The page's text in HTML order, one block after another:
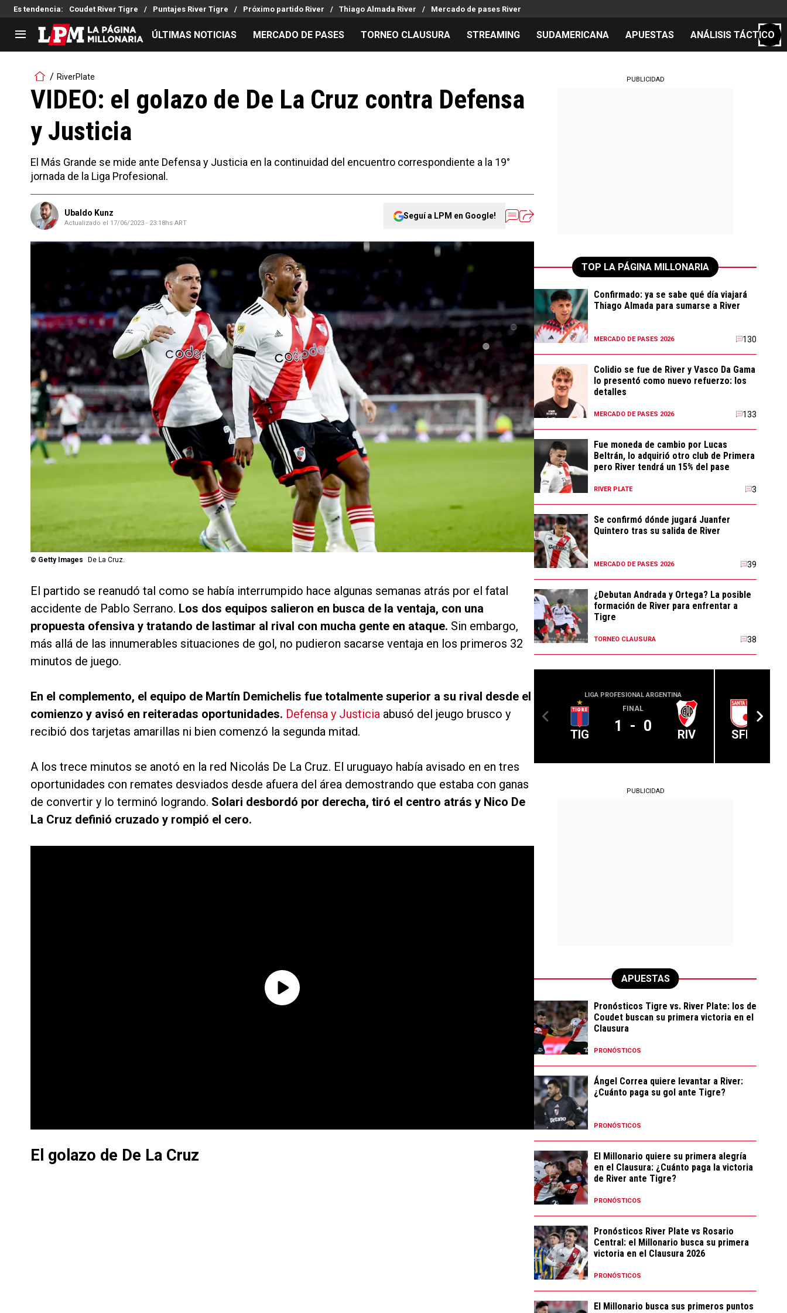
Es tendencia: Coudet River Tigre Puntajes River Tigre Próximo partido River Thiago Almada River Mercado de pases River
LIGA PROFESIONAL
Noticias
Tabla de posiciones
Fixture
Reserva
Copa Sudamericana
Copa Argentina
Mercado de Pases
Análisis tácticos
Streaming
Entradas
Guías
ÚLTIMAS NOTICIAS MERCADO DE PASES TORNEO CLAUSURA STREAMING SUDAMERICANA APUESTAS ANÁLISIS TÁCTICO
RiverPlate
VIDEO: el golazo de De La Cruz contra Defensa
y Justicia
El Más Grande se mide ante Defensa y Justicia en la continuidad del encuentro correspondiente a la 19°
jornada de la Liga Profesional.
Ubaldo Kunz
Actualizado el 17/06/2023 - 23:18hs ART
Seguí a LPM en Google!
© Getty Images De La Cruz.
El partido se reanudó tal como se había interrumpido hace algunas semanas atrás por el fatal
accidente de Pablo Serrano. Los dos equipos salieron en busca de la ventaja, con una
propuesta ofensiva y tratando de lastimar al rival con mucha gente en ataque. Sin embargo,
más allá de las innumerables situaciones de gol, no pudieron sacarse ventaja en los primeros 32
minutos de juego.
En el complemento, el equipo de Martín Demichelis fue totalmente superior a su rival desde el
comienzo y avisó en reiteradas oportunidades. Defensa y Justicia abusó del jeugo brusco y
recibió dos tarjetas amarillas ni bien comenzó la segunda mitad.
A los trece minutos se anotó en la red Nicolás De La Cruz. El uruguayo había avisado en en tres
oportunidades con remates desviados desde afuera del área demostrando que estaba con ganas
de convertir y lo terminó logrando. Solari desbordó por derecha, tiró el centro atrás y Nico De
La Cruz definió cruzado y rompió el cero.
El golazo de De La Cruz
PUBLICIDAD
TOP LA PÁGINA MILLONARIA
Confirmado: ya se sabe qué día viajará
Thiago Almada para sumarse a River
MERCADO DE PASES 2026 130
Colidio se fue de River y Vasco Da Gama
lo presentó como nuevo refuerzo: los
detalles
MERCADO DE PASES 2026 133
Fue moneda de cambio por Lucas
Beltrán, lo adquirió otro club de Primera
pero River tendrá un 15% del pase
RIVER PLATE 3
Se confirmó dónde jugará Juanfer
Quintero tras su salida de River
MERCADO DE PASES 2026 39
¿Debutan Andrada y Ortega? La posible
formación de River para enfrentar a
Tigre
TORNEO CLAUSURA 38
LIGA PROFESIONAL ARGENTINA
TIG
FINAL
1 - 0 RIV SFE
PUBLICIDAD
APUESTAS
Pronósticos Tigre vs. River Plate: los de
Coudet buscan su primera victoria en el
Clausura
PRONÓSTICOS
Ángel Correa quiere levantar a River:
¿Cuánto paga su gol ante Tigre?
PRONÓSTICOS
El Millonario quiere su primera alegría
en el Clausura: ¿Cuánto paga la victoria
de River ante Tigre?
PRONÓSTICOS
Pronósticos River Plate vs Rosario
Central: el Millonario busca su primera
victoria en el Clausura 2026
PRONÓSTICOS
El Millonario busca sus primeros puntos